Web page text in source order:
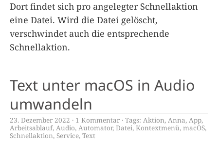
Dort findet sich pro angelegter Schnellaktion
eine Datei. Wird die Datei gelöscht,
verschwindet auch die entsprechende
Schnellaktion.
Text unter macOS in Audio
umwandeln
23. Dezember 2022 1 Kommentar Tags: Aktion, Anna, App,
Arbeitsablauf, Audio, Automator, Datei, Kontextmenü, macOS,
Schnellaktion, Service, Text